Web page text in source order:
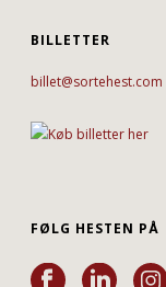
BILLETTER
billet@sortehest.com
FØLG HESTEN PÅ